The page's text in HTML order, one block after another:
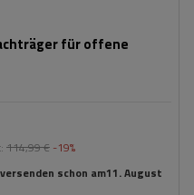
für offene
114,99 € -19%
schon am11. August